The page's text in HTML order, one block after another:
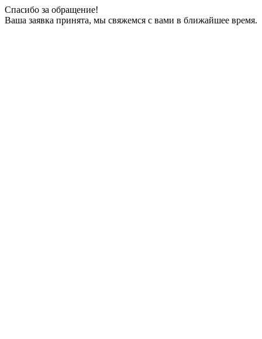
Спасибо за обращение!
Ваша заявка принята, мы свяжемся с вами в ближайшее время.